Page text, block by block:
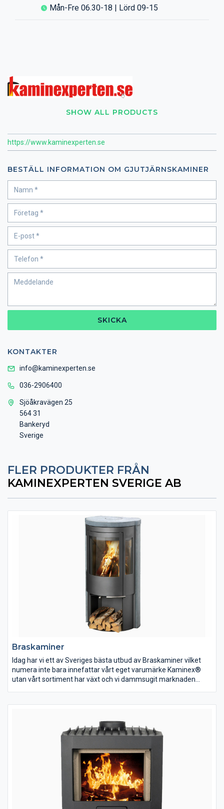
SHOW ALL PRODUCTS
https://www.kaminexperten.se
BESTÄLL INFORMATION OM GJUTJÄRNSKAMINER
SKICKA
KONTAKTER
info@kaminexperten.se
036-2906400
Sjöåkravägen 25
564 31
Bankeryd
Sverige
Mån-Fre 06.30-18 | Lörd 09-15
FLER PRODUKTER FRÅN
KAMINEXPERTEN SVERIGE AB
Braskaminer
Idag har vi ett av Sveriges bästa utbud av Braskaminer vilket
numera inte bara innefattar vårt eget varumärke Kaminex®
utan vårt sortiment har växt och vi dammsugit marknaden